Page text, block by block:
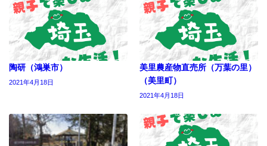
陶研（鴻巣市）
2021年4月18日
美里農産物直売所（万葉の里）
（美里町）
2021年4月18日